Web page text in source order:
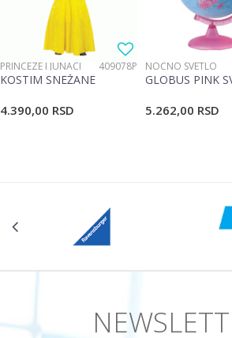
PRINCEZE I JUNACI 409078P
KOSTIM SNEŽANE
4.390,00 RSD
NOĆNO SVETLO
GLOBUS PINK
5.262,00 RSD